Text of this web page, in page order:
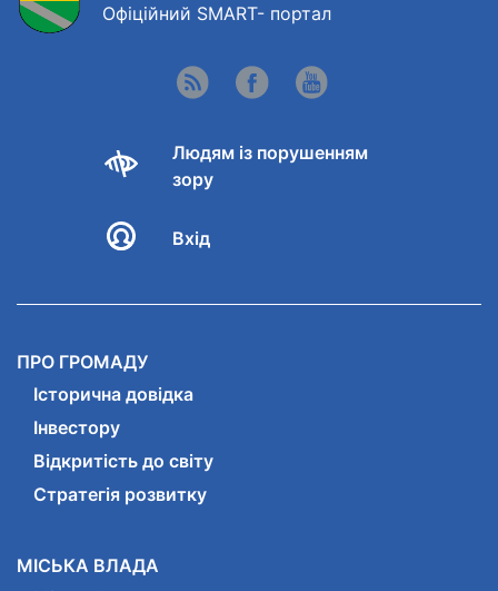
Офіційний SMART- портал
Людям із порушенням
зору
Вхід
ПРО ГРОМАДУ
Історична довідка
Інвестору
Відкритість до світу
Стратегія розвитку
МІСЬКА ВЛАДА